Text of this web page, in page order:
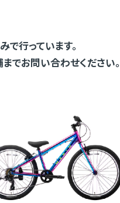
行っています。
でお問い合わせください。